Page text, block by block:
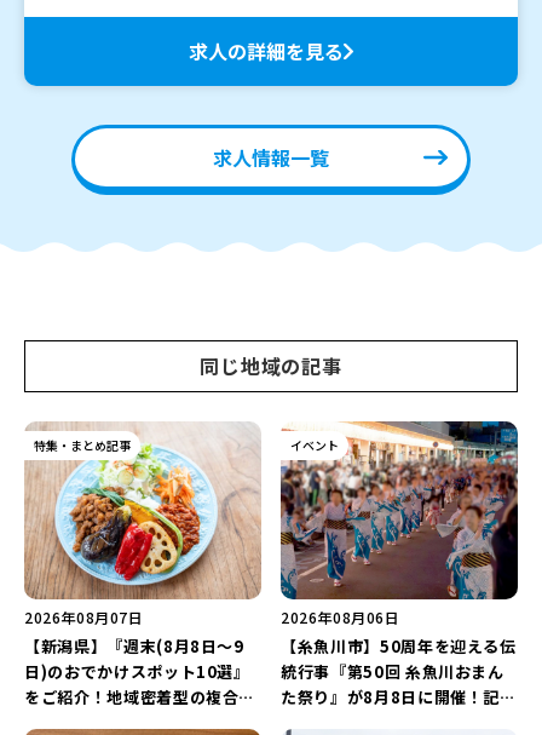
求人の詳細を見る
求人情報一覧
同じ地域の記事
特集・まとめ記事
2026年08月07日
【新潟県】『週末(8月8日～9
日)のおでかけスポット10選』
をご紹介！地域密着型の複合施
イベント
2026年08月06日
【糸魚川市】50周年を迎える伝
統行事『第50回 糸魚川おまん
た祭り』が8月8日に開催！記念